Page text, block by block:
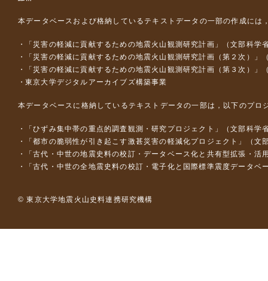
本データベースおよび格納しているテキストデータの一部の作成には
「災害の軽減に貢献するための地震火山観測研究計画」（文部科学
「災害の軽減に貢献するための地震火山観測研究計画（第２次）」
「災害の軽減に貢献するための地震火山観測研究計画（第３次）」
東京大学デジタルアーカイブズ構築事業
本データベースに格納しているテキストデータの一部は，以下のプロ
「ひずみ集中帯の重点的調査観測・研究プロジェクト」（文部科
「都市の脆弱性が引き起こす激甚災害の軽減化プロジェクト」（
「古代・中世の地震史料の校訂・データベース化と共有型拡張・
「古代・中世の全地震史料の校訂・電子化と国際標準震度データ
© 東京大学地震火山史料連携研究機構